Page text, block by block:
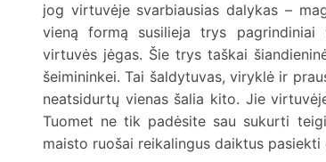
jog virtuvėje svarbiausias dalykas –
vieną formą susilieja trys pagrindiniai
virtuvės jėgas. Šie trys taškai
šeimininkei. Tai šaldytuvas, viryklė ir
neatsidurtų vienas šalia kito. Jie
Tuomet ne tik padėsite sau sukurti
maisto ruošai reikalingus daiktus